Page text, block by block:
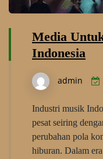
Media
Indonesia
admin
Industri musik
pesat seiring
perubahan pola
hiburan. Dalam